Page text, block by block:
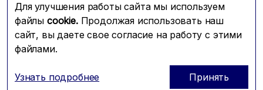
Для улучшения работы сайта мы используем
файлы cookie.Продолжая использовать наш
сайт, вы даете свое согласие на работу с этими
файлами.
Узнать подробнее Принять
info@mfmc.ru
Связаться с нами
© 2026 Компания МФМК
Prominado